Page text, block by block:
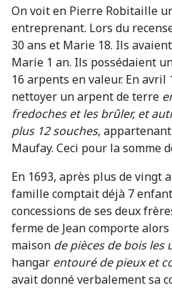
On voit en Pierre Robitaille
entreprenant. Lors du
30 ans et Marie 18. Ils
Marie 1 an. Ils possédaient
16 arpents en valeur. En avril
nettoyer un arpent de terre
fredoches et les brûler, et
plus 12 souches,
Maufay. Ceci pour la somme
En 1693, après plus de vingt
famille comptait déjà 7
concessions de ses deux
ferme de Jean comporte
maison de pièces de bois les
hangar entouré de pieux et
avait donné verbalement sa